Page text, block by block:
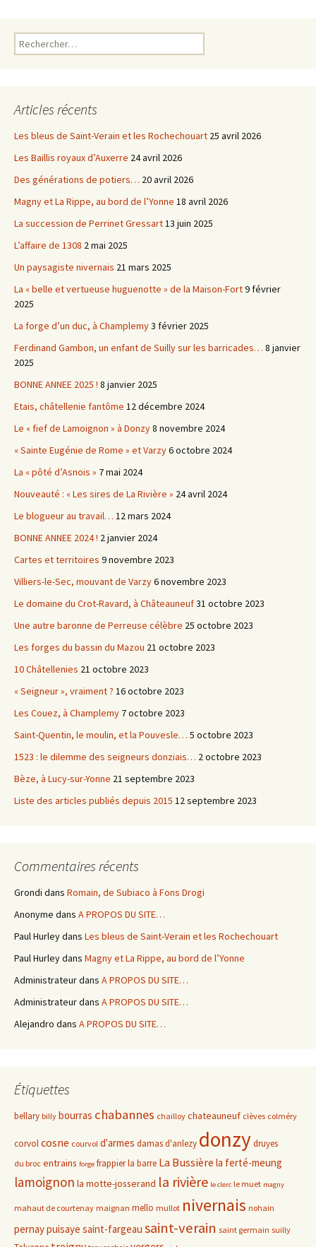
Rechercher :
Articles récents
Les bleus de Saint-Verain et les Rochechouart 25 avril 2026
Les Baillis royaux d’Auxerre 24 avril 2026
Des générations de potiers… 20 avril 2026
Magny et La Rippe, au bord de l’Yonne 18 avril 2026
La succession de Perrinet Gressart13 juin 2025
L’affaire de 1308 2 mai 2025
Un paysagiste nivernais 21 mars 2025
La « belle et vertueuse huguenotte » de la Maison-Fort9 février
2025
La forge d’un duc, à Champlemy3 février 2025
Ferdinand Gambon, un enfant de Suilly sur les barricades… 8 janvier
2025
BONNE ANNEE 2025 ! 8 janvier 2025
Etais, châtellenie fantôme 12 décembre 2024
Le « fief de Lamoignon » à Donzy8 novembre 2024
« Sainte Eugénie de Rome » et Varzy6 octobre 2024
La « pôté d’Asnois » 7 mai 2024
Nouveauté : « Les sires de La Rivière » 24 avril 2024
Le blogueur au travail… 12 mars 2024
BONNE ANNEE 2024 ! 2 janvier 2024
Cartes et territoires 9 novembre 2023
Villiers-le-Sec, mouvant de Varzy6 novembre 2023
Le domaine du Crot-Ravard, à Châteauneuf31 octobre 2023
Une autre baronne de Perreuse célèbre 25 octobre 2023
Les forges du bassin du Mazou 21 octobre 2023
10 Châtellenies 21 octobre 2023
« Seigneur », vraiment ? 16 octobre 2023
Les Couez, à Champlemy 7 octobre 2023
Saint-Quentin, le moulin, et la Pouvesle… 5 octobre 2023
1523 : le dilemme des seigneurs donziais… 2 octobre 2023
Bèze, à Lucy-sur-Yonne 21 septembre 2023
Liste des articles publiés depuis 2015 12 septembre 2023
Commentaires récents
Grondi dans Romain, de Subiaco à Fons Drogi
Anonyme dans A PROPOS DU SITE…
Paul Hurleydans Les bleus de Saint-Verain et les Rochechouart
Paul Hurleydans Magny et La Rippe, au bord de l’Yonne
Administrateurdans A PROPOS DU SITE…
Administrateurdans A PROPOS DU SITE…
Alejandro dans A PROPOS DU SITE…
Étiquettes
bellary billy bourras chabannes chailloy chateauneuf clèves colméry
corvolcosne courvol d'armes damas d'anlezy donzydruyes
du broc entrains forge frappierla barre La Bussière la ferté-meung
lamoignon la motte-josserand la rivière le clerc le muet magny
mahaut de courtenay maignan mello mullot nivernais nohain
pernaypuisaye saint-fargeau saint-verain saint germain suilly